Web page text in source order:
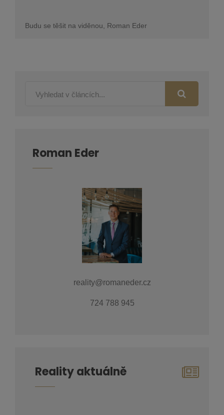
Budu se těšit na viděnou, Roman Eder
Roman Eder
reality@romaneder.cz
724 788 945
Reality aktuálně